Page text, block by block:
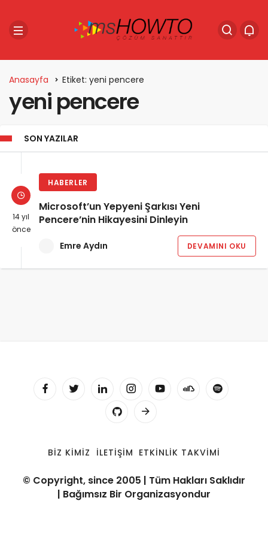
Anasayfa Etiket: yeni pencere
yeni pencere
SON YAZILAR
14 yıl
önce
HABERLER
Microsoft’un Yepyeni Şarkısı Yeni
Pencere’nin Hikayesini Dinleyin
Emre Aydın DEVAMINI OKU
BIZ KIMIZ İLETIŞIM ETKINLIK TAKVIMI
© Copyright, since 2005 | Tüm Hakları Saklıdır
| Bağımsız Bir Organizasyondur